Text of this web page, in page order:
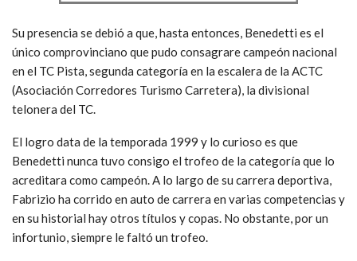
Su presencia se debió a que, hasta entonces, Benedetti es el
único comprovinciano que pudo consagrare campeón nacional
en el TC Pista, segunda categoría en la escalera de la ACTC
(Asociación Corredores Turismo Carretera), la divisional
telonera del TC.
El logro data de la temporada 1999 y lo curioso es que
Benedetti nunca tuvo consigo el trofeo de la categoría que lo
acreditara como campeón. A lo largo de su carrera deportiva,
Fabrizio ha corrido en auto de carrera en varias competencias y
en su historial hay otros títulos y copas. No obstante, por un
infortunio, siempre le faltó un trofeo.